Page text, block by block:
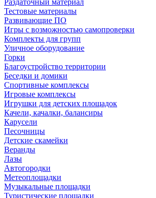
Раздаточный материал
Тестовые материалы
Развивающие ПО
Игры с возможностью самопроверки
Комплекты для групп
Уличное оборудование
Горки
Благоустройство территории
Беседки и домики
Спортивные комплексы
Игровые комплексы
Игрушки для детских площадок
Качели, качалки, балансиры
Карусели
Песочницы
Детские скамейки
Веранды
Лазы
Автогородки
Метеоплощадки
Музыкальные площадки
Туристические площадки